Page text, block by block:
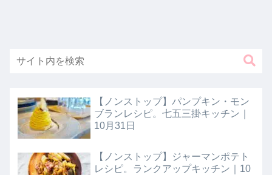
【ノンストップ】パンプキン・モン
ブランレシピ。七五三掛キッチン｜
10月31日
【ノンストップ】ジャーマンポテト
レシピ。ランクアップキッチン｜10